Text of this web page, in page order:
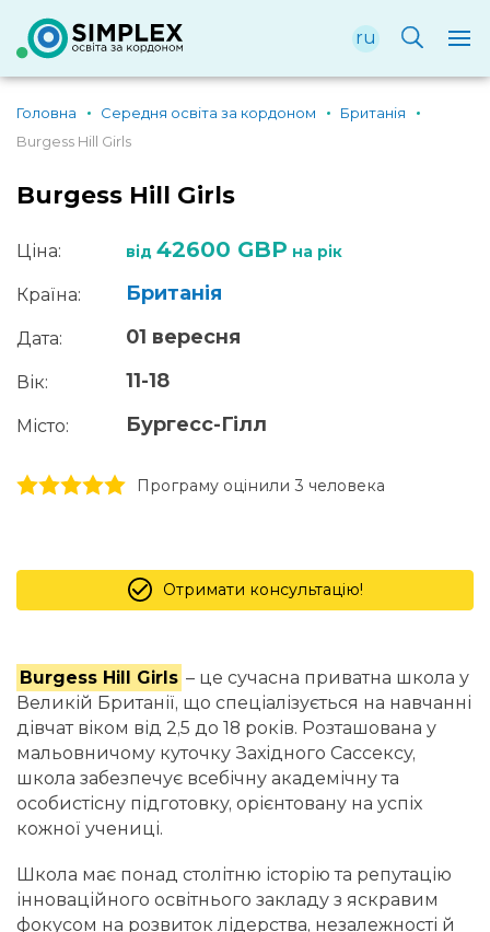
ru
Головна Середня освіта за кордоном
Британія
Burgess Hill Girls
Burgess Hill Girls
Ціна: від 42600 GBP на рік
Країна: Британія
Дата: 01 вересня
Вік: 11-18
Місто: Бургесс-Гілл
5 stars
4 stars
3 stars
2 stars
1 stars Програму оцінили 3 человекa
Отримати консультацію!
Burgess Hill Girls – це сучасна приватна школа у
Великій Британії, що спеціалізується на навчанні
дівчат віком від 2,5 до 18 років. Розташована у
мальовничому куточку Західного Сассексу,
школа забезпечує всебічну академічну та
особистісну підготовку, орієнтовану на успіх
кожної учениці.
Школа має понад столітню історію та репутацію
інноваційного освітнього закладу з яскравим
фокусом на розвиток лідерства, незалежності й